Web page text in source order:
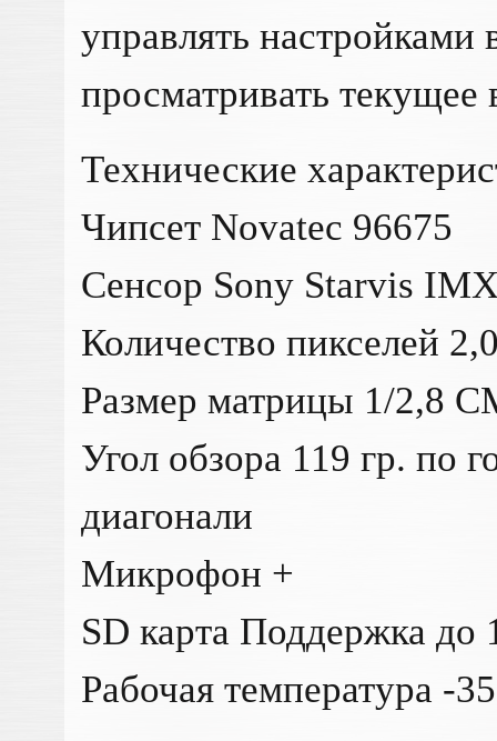
управлять настройками
просматривать текущее
Технические
Чипсет Novatec 96675
Сенсор Sony Starvis
Количество пикселей
Размер матрицы 1/2,8
Угол обзора 119 гр. по
диагонали
Микрофон +
SD карта Поддержка до
Рабочая температура -